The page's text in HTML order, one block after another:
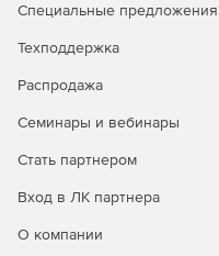
Мгновенные
Directory по
мгновенного
актуальности и
нежелательных
Аудит всех
среде Microsoft
Специальные предложения
Техподдержка
Распродажа
Семинары и вебинары
Стать партнером
Вход в ЛК партнера
О компании